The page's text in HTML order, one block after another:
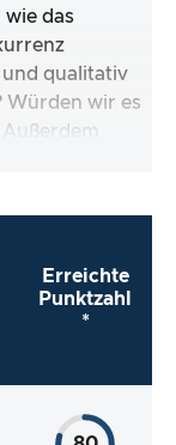
das
und qualitativ
Würden wir es
sind.
Erreichte
Punktzahl
*